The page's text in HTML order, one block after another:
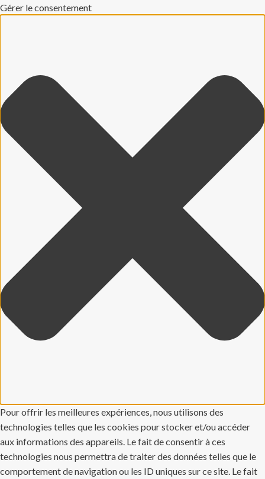
Gérer le consentement
Pour offrir les meilleures expériences, nous utilisons des
technologies telles que les cookies pour stocker et/ou accéder
aux informations des appareils. Le fait de consentir à ces
technologies nous permettra de traiter des données telles que le
comportement de navigation ou les ID uniques sur ce site. Le fait